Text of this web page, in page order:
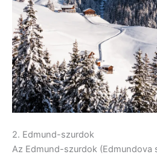
2. Edmund-szurdok
Az Edmund-szurdok (Edmundova